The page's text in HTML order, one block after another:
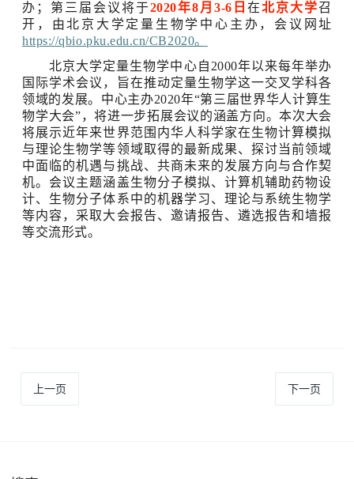
办；第三届会议将于2020年8 月3-6 日在北京大学召
开，由北京大学定量生物学中心主办，会议网址
https://qbio.pku.edu.cn/CB2020。
北京大学定量生物学中心自 2000年以来每年举办
国际学术会议，旨在推动定量生物学这一交叉学科各
领域的发展。中心主办2020年“第三届世界华人计算生
物学大会”，将进一步拓展会议的涵盖方向。本次大会
将展示近年来世界范围内华人科学家在生物计算模拟
与理论生物学等领域取得的最新成果、探讨当前领域
中面临的机遇与挑战、共商未来的发展方向与合作契
机。会议主题涵盖生物分子模拟、计算机辅助药物设
计、生物分子体系中的机器学习、理论与系统生物学
等内容，采取大会报告、邀请报告、遴选报告和墙报
等交流形式。
上一页 下一页